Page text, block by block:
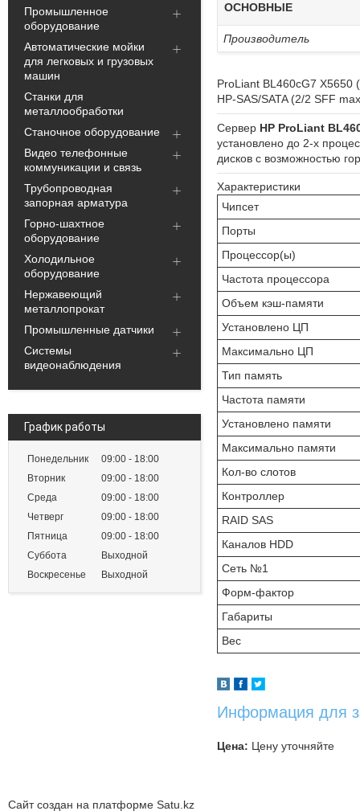
Промышленное
оборудование
Автоматические мойки
для легковых и грузовых
машин
Станки для
металлообработки
Станочное оборудование
Видео телефонные
коммуникации и связь
Трубопроводная
запорная арматура
Горно-шахтное
оборудование
Холодильное
оборудование
Нержавеющий
металлопрокат
Промышленные датчики
Системы
видеонаблюдения
График работы
Понедельник 09:00
18:00
Вторник
09:00
18:00
Среда
09:00
18:00
Четверг
09:00
18:00
Пятница
09:00
18:00
Суббота
Выходной
Воскресенье
Выходной
ОСНОВНЫЕ
Производитель
ProLiant BL460cG7 X5650
HP-SAS/SATA (2/2 SFF
Cервер HP ProLiant
установлено до 2-х
дисков с возможностью
Характеристики
Чипсет
Порты
Процессор(ы)
Частота процессора
Объем кэш-памяти
Установлено ЦП
Максимально ЦП
Тип память
Частота памяти
Установлено памяти
Максимально памяти
Кол-во слотов
Контроллер
RAID SAS
Каналов HDD
Сеть №1
Форм-фактор
Габариты
Вес
Информация для
Цена: Цену уточняйте
Сайт создан на платформе Satu.kz